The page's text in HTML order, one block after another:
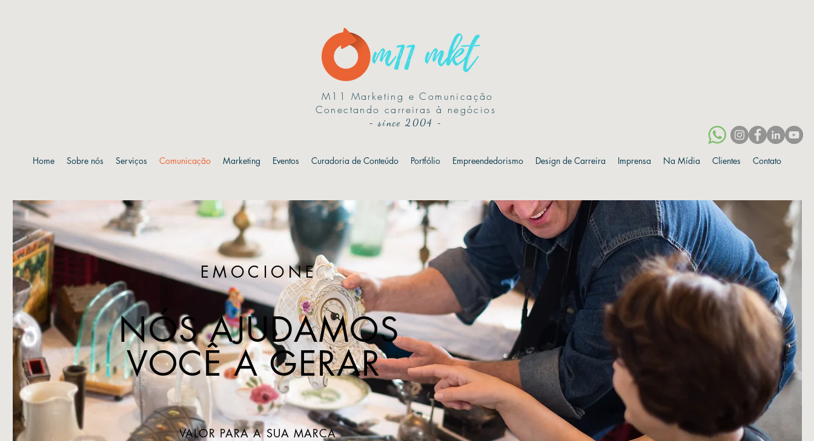
M11 Marketing e Comunicação
Conectando carreiras à negócios
-since 2004 -
Home Sobre nós Serviços Comunicação Marketing Eventos Curadoria de Conteúdo Portfólio Empreendedorismo Design de Carreira Imprensa Na Mídia Clientes Contato
EMOCIONE
NÓS AJUDAMOS
VOCÊ A GERAR
VALOR PARA A SUA MARCA